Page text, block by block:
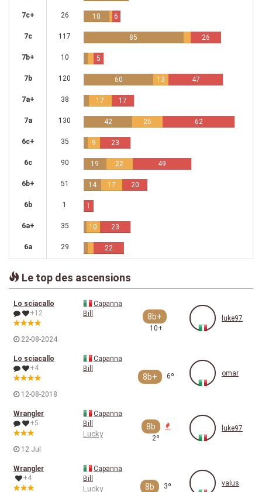
7c+ 26 18 6
7c 117 85 26
7b+ 10 5
7b 120 60 13 47
7a+ 38 17 17
7a 130 42 26 62
6c+ 35 9 23
6c 90 19 22 49
6b+ 51 14 17 20
6b 1 1
6a+ 35 10 23
6a 29 22
Le top des ascensions
Lo sciacallo
+12
22-08-2024
Capanna
Bill
8b+
10+
luke97
Lo sciacallo
+4
12-08-2018
Capanna
Bill
8b+ 6º omar
Wrangler
+5
12 Jul
Capanna
Bill
Lucky
8b
2º
luke97
Wrangler
+4
Capanna
Bill
Lucky 8b 3º valus